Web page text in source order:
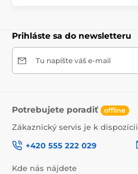
Prihláste sa do newsletteru
Tu napíšte váš e-mail
Potrebujete poradiť offline
Zákaznický servis je k dispozícii
+420 555 222 029
Kde nás nájdete